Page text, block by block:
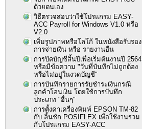
ด้วยตนเอง
วิธีตรวจสอบว่าใช้โปรแกรม EASY-
ACC Payroll for Windows V1.0 หรือ
V2.0
เพิ่มรูปภาพหรือโลโก้ ในหนังสือรับรอง
การจ่ายเงิน หรือ รายงานอื่น
การปิดบัญชีสิ้นปีเพื่อเริ่มต้นงานปี 2564
หรือมีข้อความ "วันที่บันทึกไม่ถูกต้อง
หรือไม่อยู่ในงวดบัญชี"
การบันทึกรายการรับชำระเงินกรณี
ลูกค้าโอนเงิน โดยใช้การบันทึก
ประเภท "อื่นๆ"
การตั้งค่าเครื่องพิมพ์ EPSON TM-82
กับ ลิ้นชัก POSIFLEX เพื่อใช้งานร่วม
กับโปรแกรม EASY-ACC